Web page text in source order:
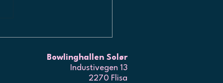
Bowlinghallen Solør
Industivegen 13
2270 Flisa